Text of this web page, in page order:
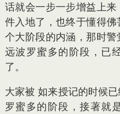
话就会一步一步增益上
件入地了，也终于懂得
个大阶段的内涵，那时
远波罗蜜多的阶段，已
了。
大家被 如来授记的时候
罗蜜多的阶段，接著就